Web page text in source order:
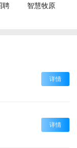
聘
智慧牧原
详情
详情